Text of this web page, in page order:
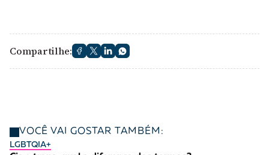
Compartilhe:
VOCÊ VAI GOSTAR TAMBÉM:
LGBTQIA+